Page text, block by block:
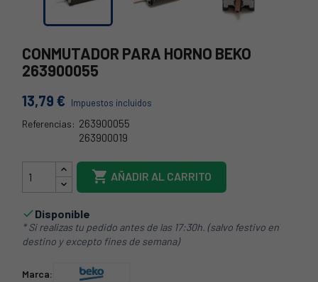
CONMUTADOR PARA HORNO BEKO
263900055
13,79 € Impuestos incluidos
Referencias: 263900055
263900019
 AÑADIR AL CARRITO
Disponible
* Si realizas tu pedido antes de las 17:30h. (salvo festivo en
destino y excepto fines de semana)
Marca: